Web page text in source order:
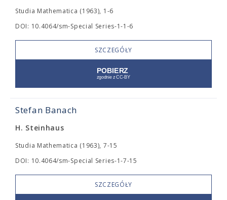
Studia Mathematica (1963), 1-6
DOI: 10.4064/sm-Special Series-1-1-6
SZCZEGÓŁY
Stefan Banach
H. Steinhaus
Studia Mathematica (1963), 7-15
DOI: 10.4064/sm-Special Series-1-7-15
SZCZEGÓŁY